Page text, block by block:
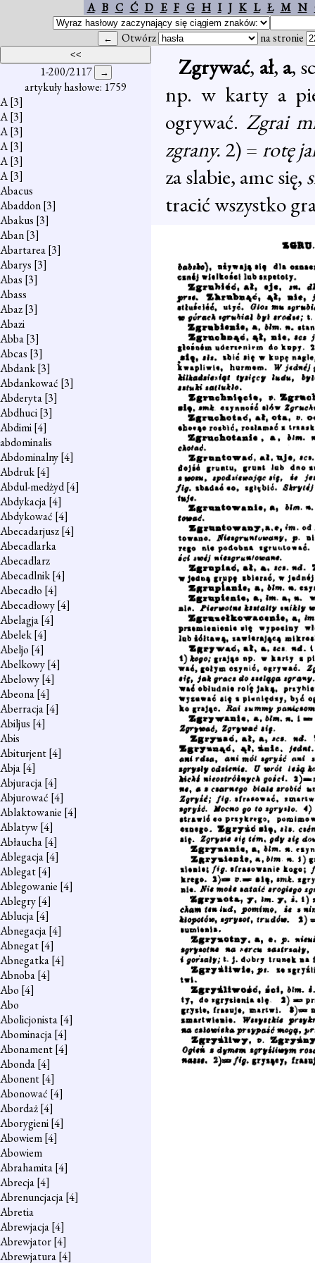
A B C Ć D E F G H I J K L Ł M N
Otwórz na stronie
1-200/2117
artykuły hasłowe: 1759
A[3]
A[3]
A[3]
A[3]
A[3]
A[3]
Abacus
Abaddon[3]
Abakus [3]
Aban[3]
Abartarea[3]
Abarys [3]
Abas [3]
Abass
Abaz[3]
Abazi
Abba[3]
Abcas [3]
Abdank[3]
Abdankować [3]
Abderyta[3]
Abdhuci[3]
Abdimi[4]
abdominalis
Abdominalny[4]
Abdruk[4]
Abdul-medżyd[4]
Abdykacja[4]
Abdykować [4]
Abecadarjusz[4]
Abecadlarka
Abecadlarz
Abecadlnik[4]
Abecadło [4]
Abecadłowy[4]
Abelagja[4]
Abelek[4]
Abeljo [4]
Abelkowy[4]
Abelowy[4]
Abeona[4]
Aberracja[4]
Abiljus [4]
Abis
Abiturjent[4]
Abja[4]
Abjuracja[4]
Abjurować [4]
Ablaktowanie [4]
Ablatyw[4]
Abłaucha[4]
Ablegacja[4]
Ablegat[4]
Ablegowanie [4]
Ablegry[4]
Ablucja[4]
Abnegacja[4]
Abnegat[4]
Abnegatka[4]
Abnoba[4]
Abo [4]
Abo
Abolicjonista[4]
Abominacja[4]
Abonament[4]
Abonda[4]
Abonent[4]
Abonować [4]
Abordaż[4]
Aborygieni[4]
Abowiem[4]
Abowiem
Abrahamita[4]
Abrecja[4]
Abrenuncjacja[4]
Abretia
Abrewjacja[4]
Abrewjator[4]
Abrewjatura[4]
Zgrywać, ał, a,
np. w karty a
ogrywać. Zgrai
zgrany. 2) = rotę
za slabie, amc się,
tracić wszystko